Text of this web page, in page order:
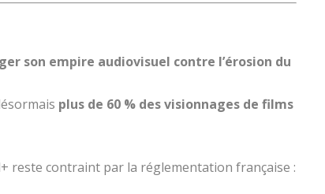
son empire audiovisuel contre l’érosion du
plus de 60 % des visionnages de films
reste contraint par la réglementation française :